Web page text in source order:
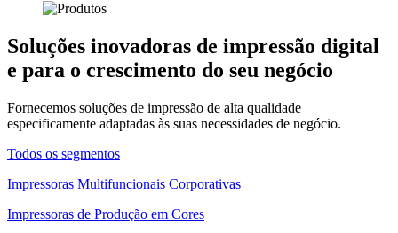
Soluções inovadoras de impressão digital
e para o crescimento do seu negócio
Fornecemos soluções de impressão de alta qualidade
especificamente adaptadas às suas necessidades de negócio.
Todos os segmentos
Impressoras Multifuncionais Corporativas
Impressoras de Produção em Cores